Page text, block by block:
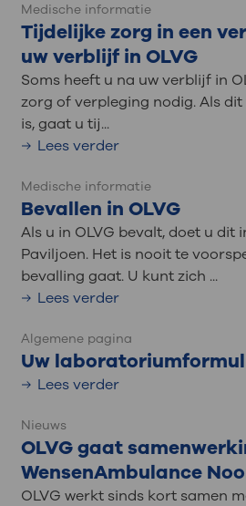
Medische informatie
Tijdelijke zorg in een
uw verblijf in OLVG
Soms heeft u na uw verblijf in
zorg of verpleging nodig. Als
is, gaat u tij...
Lees verder
Medische informatie
Bevallen in OLVG
Als u in OLVG bevalt, doet u dit
Paviljoen. Het is nooit te
bevalling gaat. U kunt zich ...
Lees verder
Algemene pagina
Uw
Lees verder
Nieuws
OLVG gaat
WensenAmbulance
OLVG werkt sinds kort samen